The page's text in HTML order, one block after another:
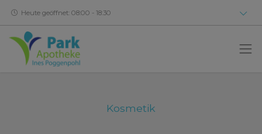
Heute geöffnet: 08:00 - 18:30
Kosmetik